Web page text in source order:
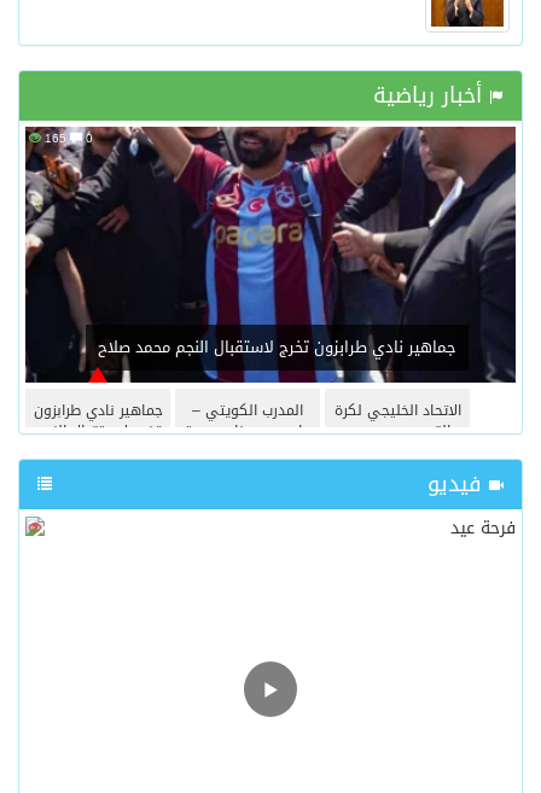
أخبار رياضية
165 0
جماهير نادي طرابزون تخرج لاستقبال النجم محمد صلاح
جماهير نادي طرابزون
تخرج لاستقبال النجم
المدرب الكويتي –
ماهر يدرب نادي جدة
الاتحاد الخليجي لكرة
القدم يحدد موعد
أبطال الخليج للأندية
2026-2027
فيديو
38570 0
37152